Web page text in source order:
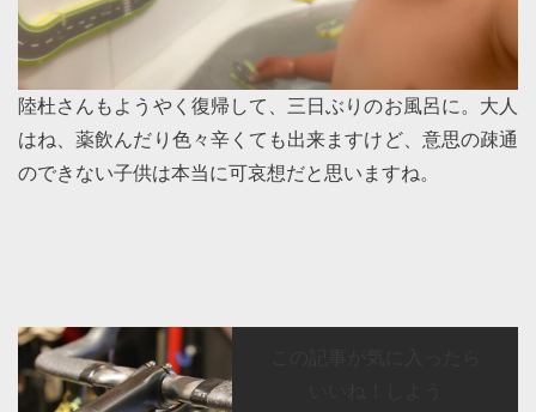
陸杜さんもようやく復帰して、三日ぶりのお風呂に。大人
はね、薬飲んだり色々辛くても出来ますけど、意思の疎通
のできない子供は本当に可哀想だと思いますね。